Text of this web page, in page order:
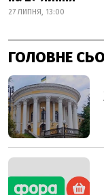
27 ЛИПНЯ, 13:00
ГОЛОВНЕ